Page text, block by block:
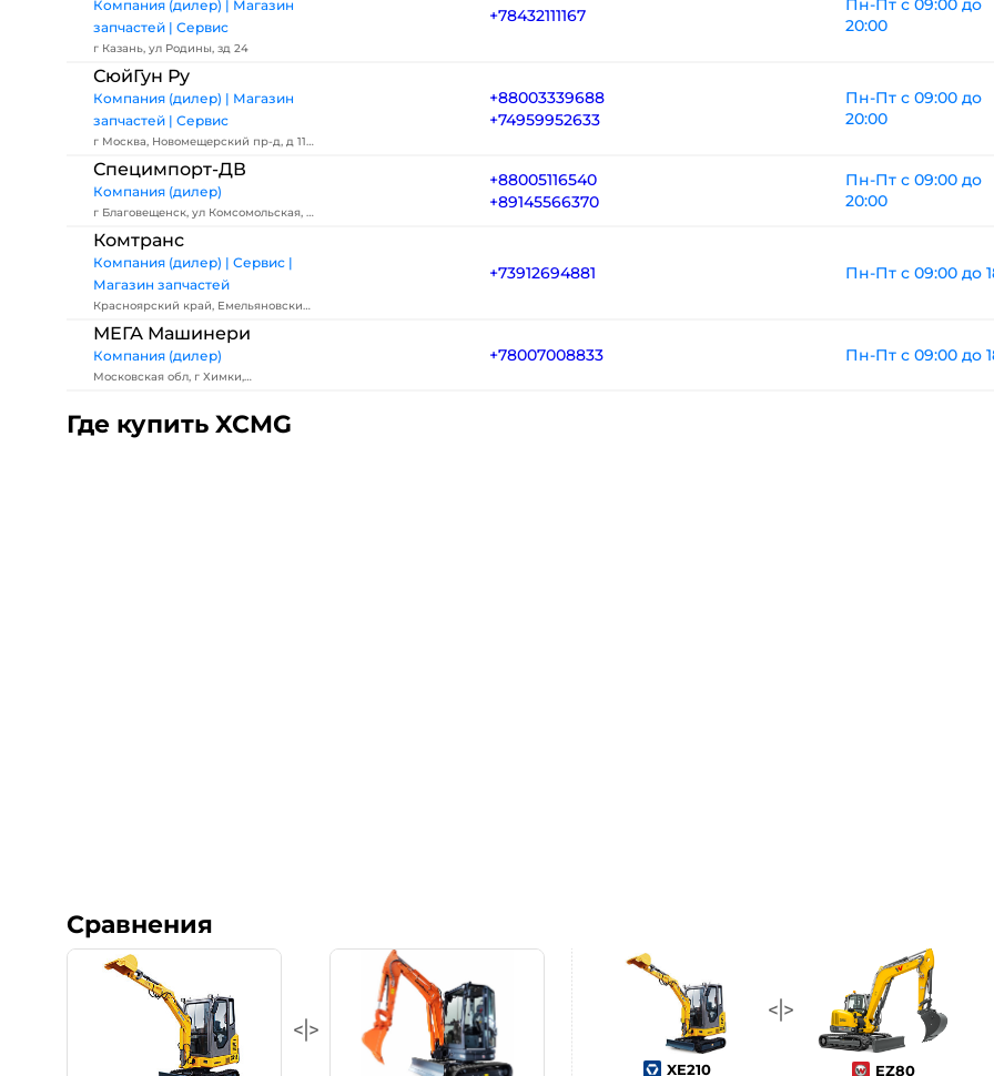
Компания (дилер) | Магазин
запчастей | Сервис
г Казань, ул Родины, зд 24
+78432111167
Пн-Пт с 09:00 до
20:00
СюйГун Ру
Компания (дилер) | Магазин
запчастей | Сервис
г Москва, Новомещерский пр-д, д 11
стр 1
+88003339688
+74959952633
Пн-Пт с 09:00 до
20:00
Специмпорт-ДВ
Компания (дилер)
г Благовещенск, ул Комсомольская, д
89
+88005116540
+89145566370
Пн-Пт с 09:00 до
20:00
Комтранс
Компания (дилер) | Сервис |
Магазин запчастей
Красноярский край, Емельяновский
р-н, деревня Творогово
+73912694881 Пн-Пт с 09:00 до
МЕГА Машинери
Компания (дилер)
Московская обл, г Химки,
+78007008833 Пн-Пт с 09:00 до
Где купить XCMG
Сравнения
XE210 EZ80